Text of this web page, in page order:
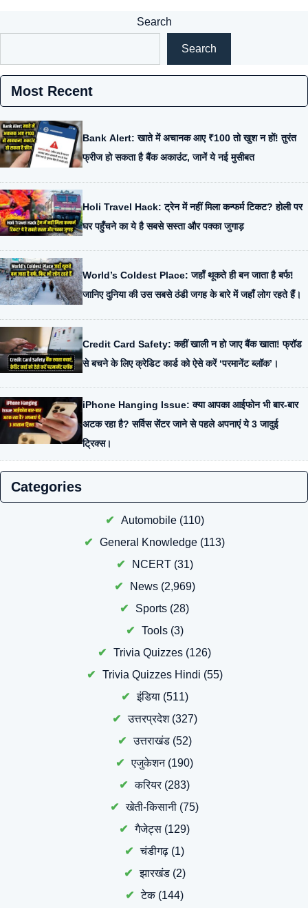
Search
Search
Most Recent
Bank Alert: खाते में अचानक आए ₹100 तो खुश न हों! तुरंत
फ्रीज हो सकता है बैंक अकाउंट, जानें ये नई मुसीबत
Holi Travel Hack: ट्रेन में नहीं मिला कन्फर्म टिकट? होली पर
घर पहुँचने का ये है सबसे सस्ता और पक्का जुगाड़
World’s Coldest Place: जहाँ थूकते ही बन जाता है बर्फ!
जानिए दुनिया की उस सबसे ठंडी जगह के बारे में जहाँ लोग रहते हैं।
Credit Card Safety: कहीं खाली न हो जाए बैंक खाता! फ्रॉड
से बचने के लिए क्रेडिट कार्ड को ऐसे करें ‘परमानेंट ब्लॉक’।
iPhone Hanging Issue: क्या आपका आईफोन भी बार-बार
अटक रहा है? सर्विस सेंटर जाने से पहले अपनाएं ये 3 जादुई
ट्रिक्स।
Categories
Automobile(110)
General Knowledge (113)
NCERT(31)
News(2,969)
Sports (28)
Tools(3)
Trivia Quizzes (126)
Trivia Quizzes Hindi (55)
इंडिया(511)
उत्तरप्रदेश(327)
उत्तराखंड(52)
एजुकेशन(190)
करियर(283)
खेती-किसानी (75)
गैजेट्स (129)
चंडीगढ़ (1)
झारखंड(2)
टेक(144)